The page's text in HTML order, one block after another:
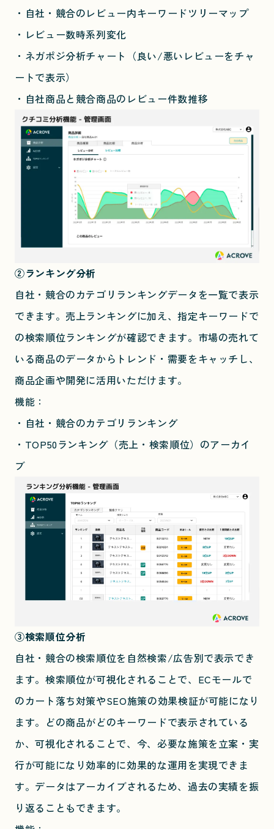
・自社・競合のレビュー内キーワードツリーマップ
・レビュー数時系列変化
・ネガポジ分析チャート（良い/悪いレビューをチャ
ートで表示）
・自社商品と競合商品のレビュー件数推移
②ランキング分析
自社・競合のカテゴリランキングデータを一覧で表示
できます。売上ランキングに加え、指定キーワードで
の検索順位ランキングが確認できます。市場の売れて
いる商品のデータからトレンド・需要をキャッチし、
商品企画や開発に活用いただけます。
機能：
・自社・競合のカテゴリランキング
・TOP50ランキング（売上・検索順位）のアーカイ
ブ
③検索順位分析
自社・競合の検索順位を自然検索/広告別で表示でき
ます。検索順位が可視化されることで、ECモールで
のカート落ち対策やSEO施策の効果検証が可能になり
ます。どの商品がどのキーワードで表示されている
か、可視化されることで、今、必要な施策を立案・実
行が可能になり効率的に効果的な運用を実現できま
す。データはアーカイブされるため、過去の実績を振
り返ることもできます。